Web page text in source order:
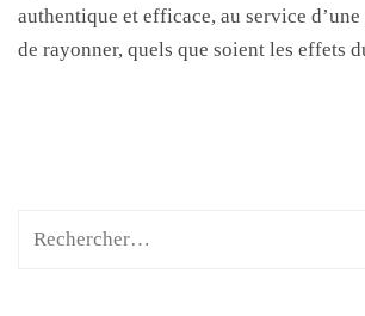
authentique et efficace, au service
de rayonner, quels que soient les effets